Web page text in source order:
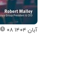
۰۸ آبان ۱۴۰۴